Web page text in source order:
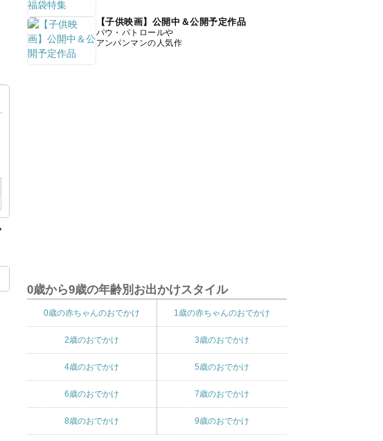
【子供映画】公開中＆公開予定作品
パウ・パトロールや
アンパンマンの人気作
0歳から9歳の年齢別お出かけスタイル
0歳の赤ちゃんのおでかけ 1歳の赤ちゃんのおでかけ
2歳のおでかけ 3歳のおでかけ
4歳のおでかけ 5歳のおでかけ
6歳のおでかけ 7歳のおでかけ
8歳のおでかけ 9歳のおでかけ